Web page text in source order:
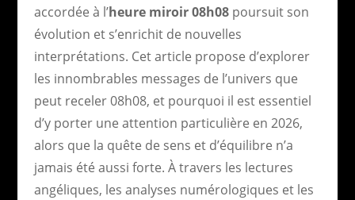
accordée à l’heure miroir 08h08poursuit son
évolution et s’enrichit de nouvelles
interprétations. Cet article propose d’explorer
les innombrables messages de l’univers que
peut receler 08h08, et pourquoi il est essentiel
d’y porter une attention particulière en 2026,
alors que la quête de sens et d’équilibre n’a
jamais été aussi forte. À travers les lectures
angéliques, les analyses numérologiques et les